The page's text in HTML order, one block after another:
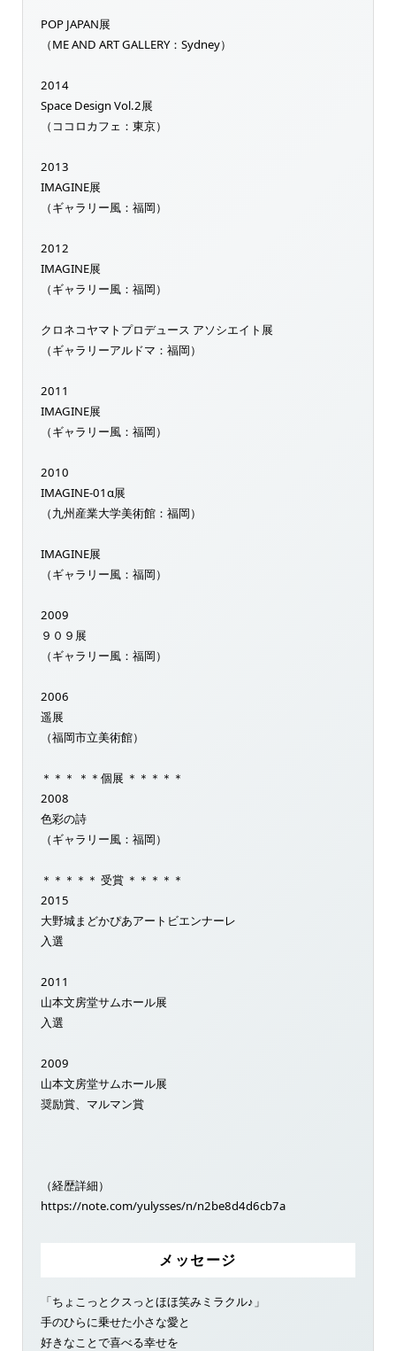
POP JAPAN展
（ME AND ART GALLERY：Sydney）
2014
Space Design Vol.2展
（ココロカフェ：東京）
2013
IMAGINE展
（ギャラリー風：福岡）
2012
IMAGINE展
（ギャラリー風：福岡）
クロネコヤマトプロデュース アソシエイト展
（ギャラリーアルドマ：福岡）
2011
IMAGINE展
（ギャラリー風：福岡）
2010
IMAGINE-01α展
（九州産業大学美術館：福岡）
IMAGINE展
（ギャラリー風：福岡）
2009
９０９展
（ギャラリー風：福岡）
2006
遥展
（福岡市立美術館）
＊＊＊ ＊＊個展 ＊＊＊＊＊
2008
色彩の詩
（ギャラリー風：福岡）
＊＊＊＊＊ 受賞 ＊＊＊＊＊
2015
大野城まどかぴあアートビエンナーレ
入選
2011
山本文房堂サムホール展
入選
2009
山本文房堂サムホール展
奨励賞、マルマン賞
（経歴詳細）
https://note.com/yulysses/n/n2be8d4d6cb7a
メッセージ
「ちょこっとクスっとほほ笑みミラクル♪」
手のひらに乗せた小さな愛と
好きなことで喜べる幸せを